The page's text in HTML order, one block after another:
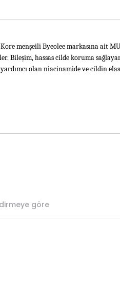
menşeili Byeolee markasına ait
Bileşim, hassas cilde koruma
yardımcı olan niacinamide ve
göre